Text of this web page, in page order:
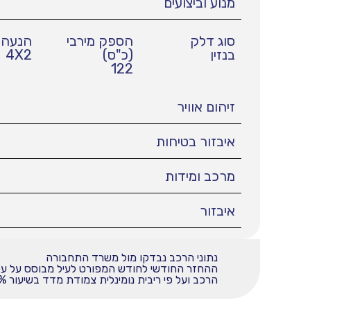
סוג דלק
בנזין
הספק מירבי
(כ"ס)
122
הנעה
4X2
זיהום אוויר
איבזור בטיחות
מרכב ומידות
איבזור
נתוני הרכב נבדקו מול משרד התחבורה
הרכב ועל פי ריבית נומינלית צמודת מדד בשיעור 9.9%